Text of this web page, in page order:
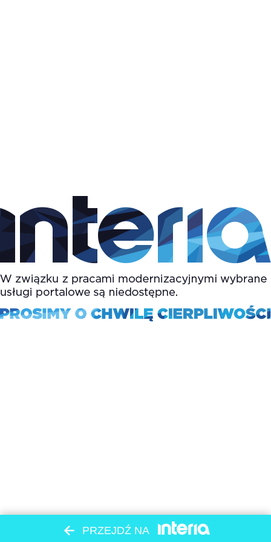
PRZEJDŹ NA